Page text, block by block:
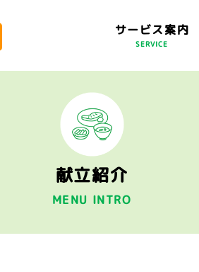
サービス案内
SERVICE
献立紹介
MENU INTRO